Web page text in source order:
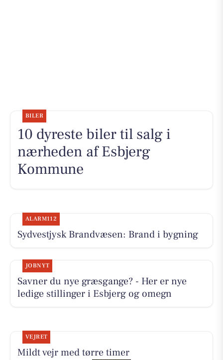
BILER
10 dyreste biler til salg i
nærheden af Esbjerg
Kommune
ALARM112
Sydvestjysk Brandvæsen: Brand i bygning
JOBNYT
Savner du nye græsgange? - Her er nye
ledige stillinger i Esbjerg og omegn
VEJRET
Mildt vejr med tørre timer